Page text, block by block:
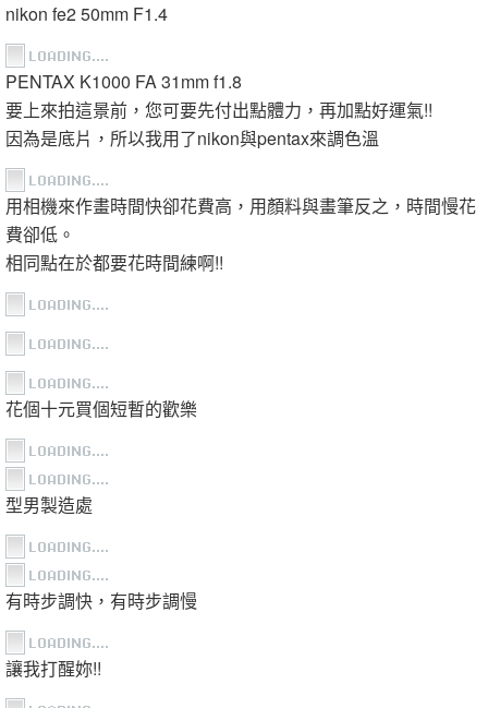
nikon fe2 50mm F1.4
PENTAX K1000 FA 31mm f1.8
要上來拍這景前，您可要先付出點體力，再加點好運氣!!
因為是底片，所以我用了nikon與pentax來調色溫
用相機來作畫時間快卻花費高，用顏料與畫筆反之，時間慢花
費卻低。
相同點在於都要花時間練啊!!
花個十元買個短暫的歡樂
型男製造處
有時步調快，有時步調慢
讓我打醒妳!!